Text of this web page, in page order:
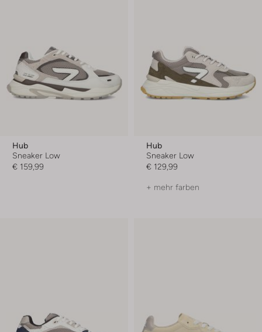
Hub
Sneaker Low
€ 159,99
Hub
Sneaker Low
€ 129,99
+ mehr farben